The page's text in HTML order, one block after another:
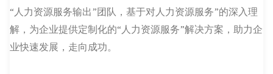
“人力资源服务输出”团队，基于对人力资源服务”的深入理
解，为企业提供定制化的“人力资源服务”解决方案，助力企
业快速发展，走向成功。